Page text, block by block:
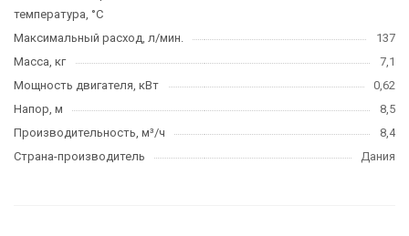
температура, °C
Максимальный расход, л/мин.
137
Масса, кг
7,1
Мощность двигателя, кВт
0,62
Напор, м
8,5
Производительность, м³/ч
8,4
Страна-производитель
Дания